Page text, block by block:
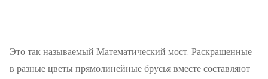
Это так называемый Математический мост. Раскрашенные
в разные цветы прямолинейные брусья вместе составляют